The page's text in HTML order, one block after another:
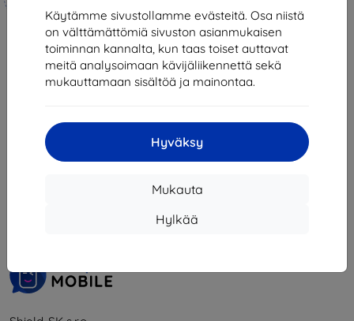
Käytämme sivustollamme evästeitä. Osa niistä
on välttämättömiä sivuston asianmukaisen
toiminnan kannalta, kun taas toiset auttavat
meitä analysoimaan kävijäliikennettä sekä
mukauttamaan sisältöä ja mainontaa.
Hyväksy
Mukauta
Hylkää
21,90 €
19,70 €
Varastossa 4 kpl
yhteensä5.